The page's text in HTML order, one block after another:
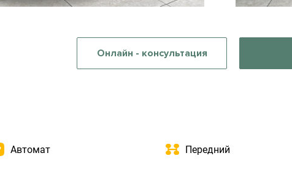
Онлайн - консультация
Автомат Передний